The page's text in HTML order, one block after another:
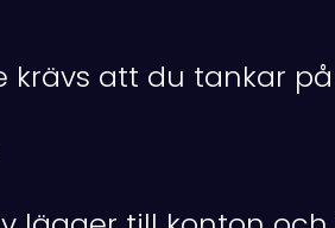
krävs att du tankar